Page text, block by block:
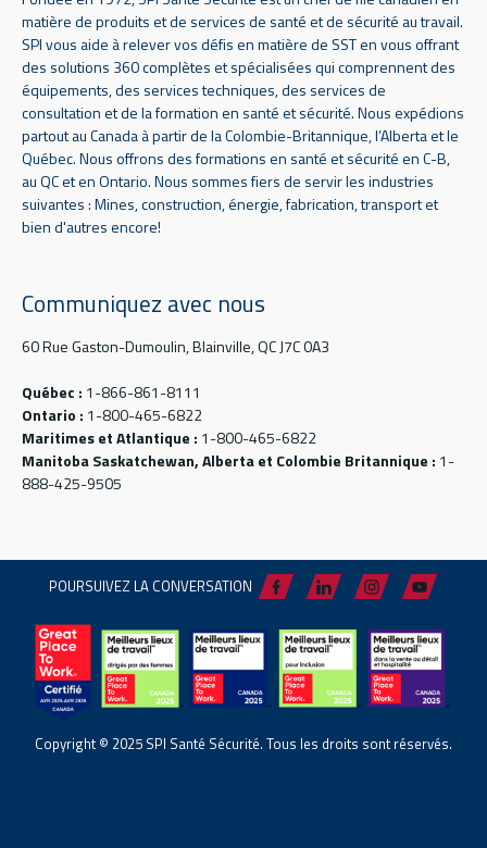
matière de produits et de services de santé et de sécurité au travail.
SPI vous aide à relever vos défis en matière de SST en vous offrant
des solutions 360 complètes et spécialisées qui comprennent des
équipements, des services techniques, des services de
consultation et de la formation en santé et sécurité. Nous expédions
partout au Canada à partir de la Colombie-Britannique, l’Alberta et le
Québec. Nous offrons des formations en santé et sécurité en C-B,
au QC et en Ontario. Nous sommes fiers de servir les industries
suivantes : Mines, construction, énergie, fabrication, transport et
bien d'autres encore!
Communiquez avec nous
60 Rue Gaston-Dumoulin, Blainville, QC J7C 0A3
Québec : 1-866-861-8111
Ontario : 1-800-465-6822
Maritimes et Atlantique : 1-800-465-6822
Manitoba Saskatchewan, Alberta et Colombie Britannique : 1-
888-425-9505
POURSUIVEZ LA CONVERSATION
Copyright © 2025 SPI Santé Sécurité. Tous les droits sont réservés.